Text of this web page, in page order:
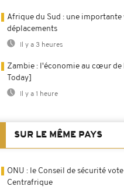
Afrique du Sud : une
déplacements
Il y a 3 heures
Zambie : l'économie au cœur
Today]
Il y a 1 heure
SUR LE MÊME PAYS
ONU : le Conseil de sécurité
Centrafrique